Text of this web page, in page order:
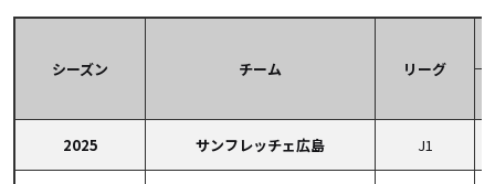
シーズン チーム リーグ
2025 サンフレッチェ広島 J1